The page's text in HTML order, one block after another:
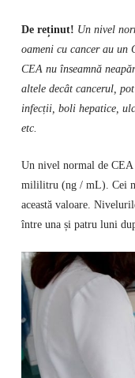
De reținut! Un nivel
oameni cu cancer au
CEA nu înseamnă
altele decât cancerul,
infecții, boli hepatice,
etc.
Un nivel normal de CEA
mililitru (ng / mL). Cei
această valoare.
între una și patru luni